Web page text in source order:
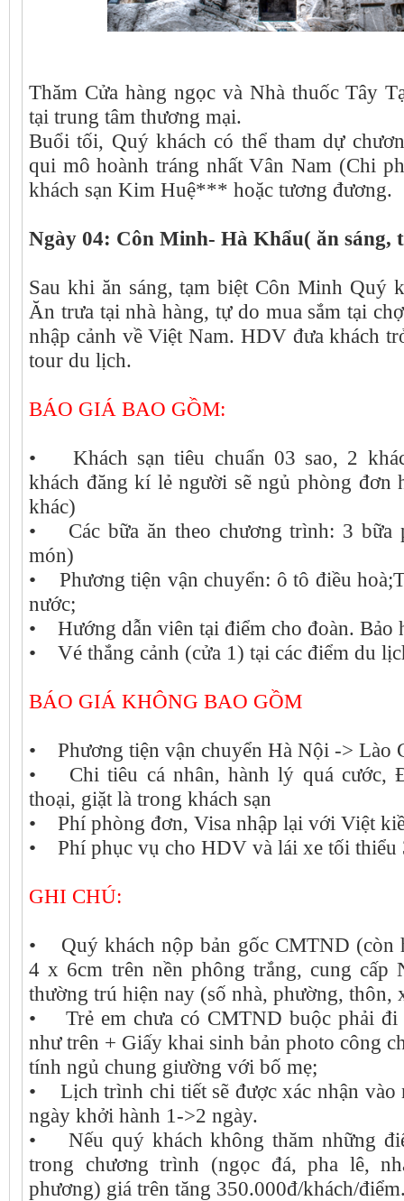
Thăm Cửa hàng ngọc và Nhà thuốc Tây
tại trung tâm thương mại.
Buổi tối, Quý khách có thể tham dự
qui mô hoành tráng nhất Vân Nam (Chi
khách sạn Kim Huệ*** hoặc tương đương.
Ngày 04: Côn Minh- Hà Khẩu( ăn sáng,
Sau khi ăn sáng, tạm biệt Côn Minh Quý
Ăn trưa tại nhà hàng, tự do mua sắm tại
nhập cảnh về Việt Nam. HDV đưa khách
tour du lịch.
BÁO GIÁ BAO GỒM:
• Khách sạn tiêu chuẩn 03 sao, 2
khách đăng kí lẻ người sẽ ngủ phòng đơn
khác)
• Các bữa ăn theo chương trình: 3 bữa
món)
• Phương tiện vận chuyển: ô tô điều
nước;
• Hướng dẫn viên tại điểm cho đoàn. Bảo
• Vé thắng cảnh (cửa 1) tại các điểm du
BÁO GIÁ KHÔNG BAO GỒM
• Phương tiện vận chuyển Hà Nội -> Lào
• Chi tiêu cá nhân, hành lý quá cước,
thoại, giặt là trong khách sạn
• Phí phòng đơn, Visa nhập lại với Việt
• Phí phục vụ cho HDV và lái xe tối thiểu
GHI CHÚ:
• Quý khách nộp bản gốc CMTND (còn
4 x 6cm trên nền phông trắng, cung cấp
thường trú hiện nay (số nhà, phường, thôn,
• Trẻ em chưa có CMTND buộc phải đi
như trên + Giấy khai sinh bản photo công
tính ngủ chung giường với bố mẹ;
• Lịch trình chi tiết sẽ được xác nhận vào
ngày khởi hành 1->2 ngày.
• Nếu quý khách không thăm những
trong chương trình (ngọc đá, pha lê,
phương) giá trên tăng 350.000đ/khách/